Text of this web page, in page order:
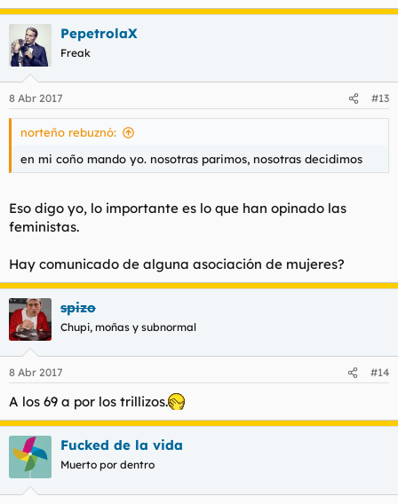
PepetrolaX
Freak
8 Abr 2017 #13
norteño rebuznó:
en mi coño mando yo. nosotras parimos, nosotras decidimos
Eso digo yo, lo importante es lo que han opinado las
feministas.
Hay comunicado de alguna asociación de mujeres?
spizo
Chupi, moñas y subnormal
8 Abr 2017 #14
A los 69 a por los trillizos.
Fucked de la vida
Muerto por dentro